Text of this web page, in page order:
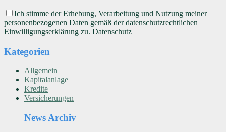
Ich stimme der Erhebung, Verarbeitung und Nutzung meiner
personenbezogenen Daten gemäß der datenschutzrechtlichen
Einwilligungserklärung zu. Datenschutz
Kategorien
Allgemein
Kapitalanlage
Kredite
Versicherungen
News Archiv